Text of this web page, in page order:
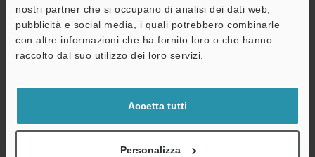
nostri partner che si occupano di analisi dei dati web,
pubblicità e social media, i quali potrebbero combinarle
con altre informazioni che ha fornito loro o che hanno
raccolto dal suo utilizzo dei loro servizi.
Accetta tutti
Personalizza
Scarica catalogo